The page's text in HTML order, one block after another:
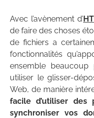
Avec l’avènement d’
de faire des choses
de fichiers a
fonctionnalités
ensemble beaucoup
utiliser le glisser-
Web, de manière
facile d’utiliser des
synchroniser vos